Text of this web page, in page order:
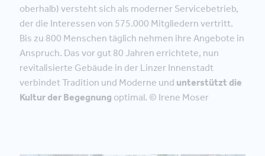
oberhalb) versteht sich als moderner Servicebetrieb,
der die Interessen von 575.000 Mitgliedern vertritt.
Bis zu 800 Menschen täglich nehmen ihre Angebote in
Anspruch. Das vor gut 80 Jahren errichtete, nun
revitalisierte Gebäude in der Linzer Innenstadt
verbindet Tradition und Moderne und unterstützt die
Kultur der Begegnung optimal. © Irene Moser